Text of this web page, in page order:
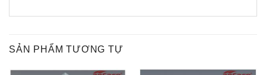
SẢN PHẨM TƯƠNG TỰ